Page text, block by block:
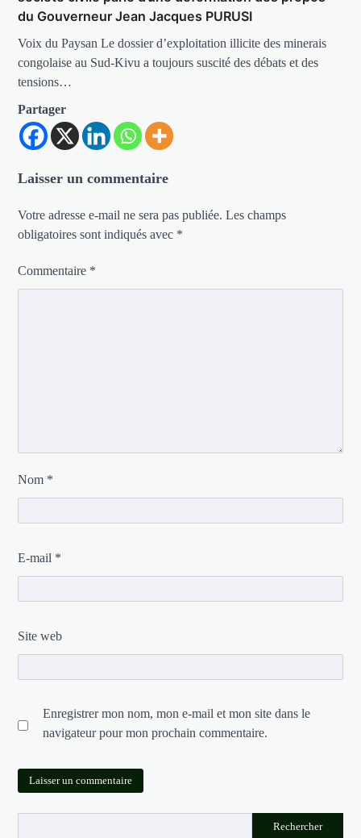
du Gouverneur Jean Jacques PURUSI
Voix du Paysan Le dossier d’exploitation illicite des minerais
congolaise au Sud-Kivu a toujours suscité des débats et des
tensions…
Partager
Laisser un commentaire
Votre adresse e-mail ne sera pas publiée. Les champs
obligatoires sont indiqués avec *
Commentaire *
Nom *
E-mail *
Site web
Enregistrer mon nom, mon e-mail et mon site dans le
navigateur pour mon prochain commentaire.
Rechercher